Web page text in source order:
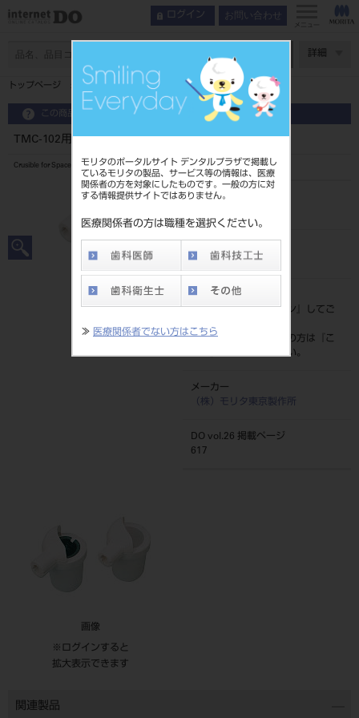
モリタのポータルサイト デンタルプラザで掲載し
ているモリタの製品、サービス等の情報は、医療
関係者の方を対象にしたものです。一般の方に対
する情報提供サイトではありません。
医療関係者の方は職種を選択ください。
≫ 医療関係者でない方はこちら
ログイン お問い合わせ
メニュー
詳細
トップページ TMC-102用 カーボンルツボ
この商品に関するお問い合わせ
TMC-102用 カーボンルツボ
Crusible for Spacetron
品目コード
4900541322943
標準価格
価格の確認は『ログイン
』してご
ネット会員登録がまだの方は『
こ
ちら』より登録ください。
メーカー
（株）モリタ東京製作所
DO vol.26 掲載ページ
617
画像
※ログインすると
拡大表示できます
関連製品